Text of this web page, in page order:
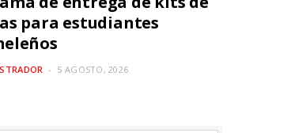
para estudiantes
5 AGOSTO, 2026